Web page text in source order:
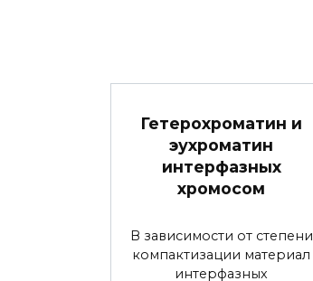
Гетерохроматин и
эухроматин
интерфазных
хромосом
В зависимости от степени
компактизации материал
интерфазных